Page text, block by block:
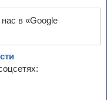
в «Google